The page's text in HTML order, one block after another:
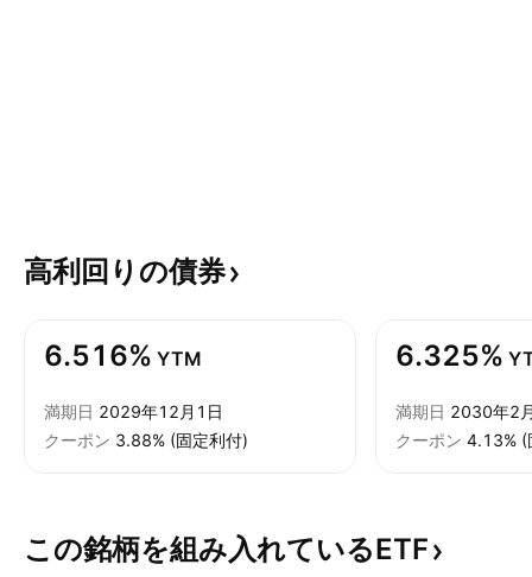
高利回りの債券
6.516% YTM
満期日 2029年12月1日
クーポン 3.88% (固定利付)
6.325%
満期日 2030年2
クーポン 4.13% (
この銘柄を組み入れているETF